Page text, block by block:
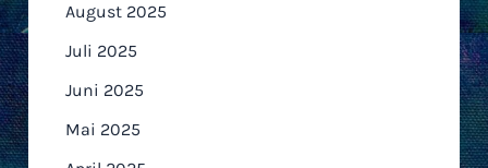
August 2025
Juli 2025
Juni 2025
Mai 2025